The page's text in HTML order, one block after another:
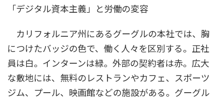
「デジタル資本主義」と労働の変容
カリフォルニア州にあるグーグルの本社では、胸
につけたバッジの色で、働く人々を区別する。正社
員は白。インターンは緑。外部の契約者は赤。広大
な敷地には、無料のレストランやカフェ、スポーツ
ジム、プール、映画館などの施設がある。グーグル